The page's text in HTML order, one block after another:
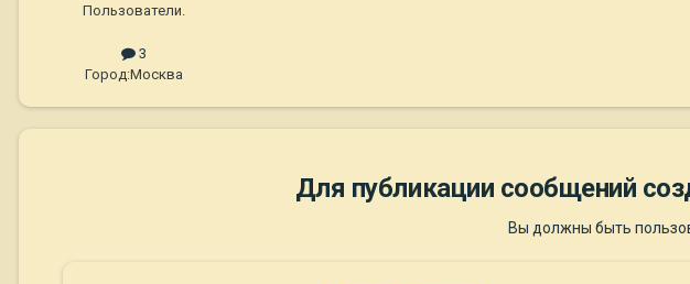
Пользователи.
3
Город:Москва
Для публикации сообщений
Вы должны быть